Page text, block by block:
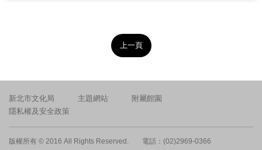
上一頁
新北市文化局 主題網站
附屬館園
隱私權及安全政策
版權所有 © 2016 All Rights Reserved.
電話：(02)2969-0366